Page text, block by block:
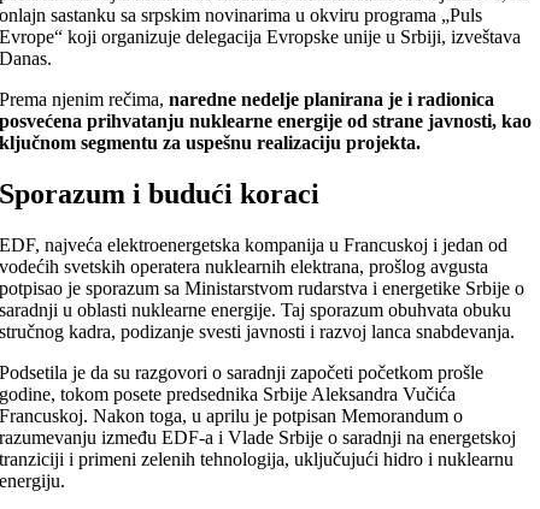
onlajn sastanku sa srpskim novinarima u okviru programa „Puls
Evrope“ koji organizuje delegacija Evropske unije u Srbiji, izveštava
Danas.
Prema njenim rečima,naredne nedelje planirana je i radionica
posvećena prihvatanju nuklearne energije od strane javnosti, kao
ključnom segmentu za uspešnu realizaciju projekta.
Sporazum i budući koraci
EDF, najveća elektroenergetska kompanija u Francuskoj i jedan od
vodećih svetskih operatera nuklearnih elektrana, prošlog avgusta
potpisao je sporazum sa Ministarstvom rudarstva i energetike Srbije o
saradnji u oblasti nuklearne energije. Taj sporazum obuhvata obuku
stručnog kadra, podizanje svesti javnosti i razvoj lanca snabdevanja.
Podsetila je da su razgovori o saradnji započeti početkom prošle
godine, tokom posete predsednika Srbije Aleksandra Vučića
Francuskoj. Nakon toga, u aprilu je potpisan Memorandum o
razumevanju između EDF-a i Vlade Srbije o saradnji na energetskoj
tranziciji i primeni zelenih tehnologija, uključujući hidro i nuklearnu
energiju.